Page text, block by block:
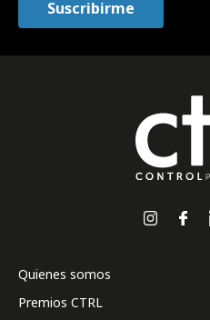
Quienes somos
Premios CTRL